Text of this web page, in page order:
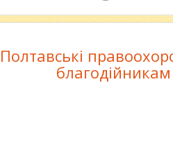
Полтавські